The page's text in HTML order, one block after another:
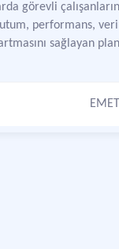
görevli
performans,
sağlayan